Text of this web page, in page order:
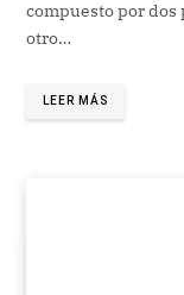
compuesto por
otro…
LEER MÁS